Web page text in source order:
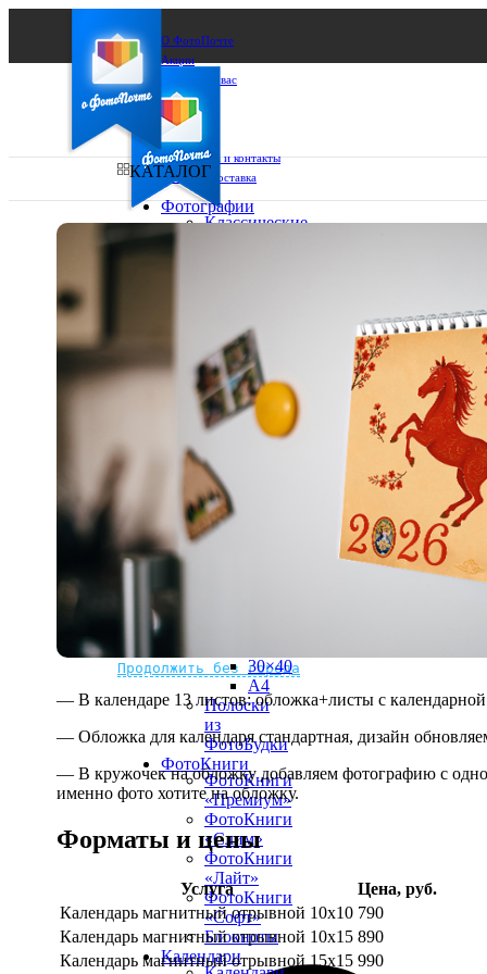
О ФотоПочте
Акции
Сделаем за вас
Бизнесу
FAQ
Франшиза
Поддержка и контакты
Оплата и доставка
Ваш город:
Выберите из списка:
Не нашли Ваш город?
Продолжить без города
КАТАЛОГ
Фотографии
Классические
15х20
20х20
20х30
30х30
30х40
А4
Фото
в
рамке
30×40
A4
Полоски
из
ФотоБудки
ФотоКниги
ФотоКниги
«Премиум»
ФотоКниги
«Слим»
ФотоКниги
«Лайт»
ФотоКниги
«Софт»
Блокноты
Календари
— В календаре 13 листов: обложка+листы с календарной
— Обложка для календаря стандартная, дизайн
— В кружочек на обложку добавляем фотографию с
именно фото хотите на обложку.
Форматы и цены
Услуга
Цена, руб.
Календарь магнитный отрывной 10x10 790
Календарь магнитный отрывной 10x15 890
Календарь магнитный отрывной 15x15 990